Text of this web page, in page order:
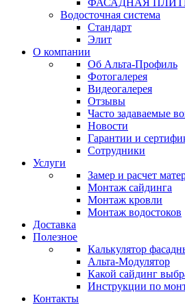
ФАСАДНАЯ
Водосточная система
Стандарт
Элит
О компании
Об Альта-Профиль
Фотогалерея
Видеогалерея
Отзывы
Часто задаваемые
Новости
Гарантии и
Сотрудники
Услуги
Замер и расчет
Монтаж сайдинга
Монтаж кровли
Монтаж водостоков
Доставка
Полезное
Калькулятор
Альта-Модулятор
Какой сайдинг
Инструкции по
Контакты